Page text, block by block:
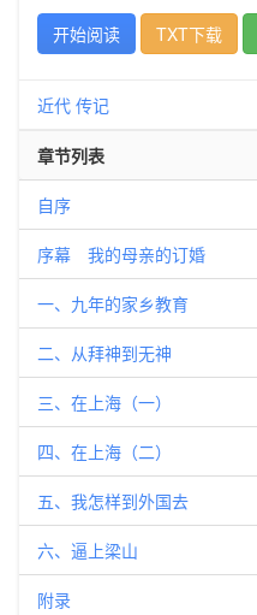
开始阅读
TXT下载
近代 传记
章节列表
自序
序幕 我的母亲的订婚
一、九年的家乡教育
二、从拜神到无神
三、在上海（一）
四、在上海（二）
五、我怎样到外国去
六、逼上梁山
附录